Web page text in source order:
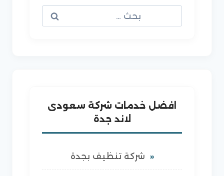
عن:
افضل خدمات شركة سعودى
لاند جدة
شركة تنظيف بجدة